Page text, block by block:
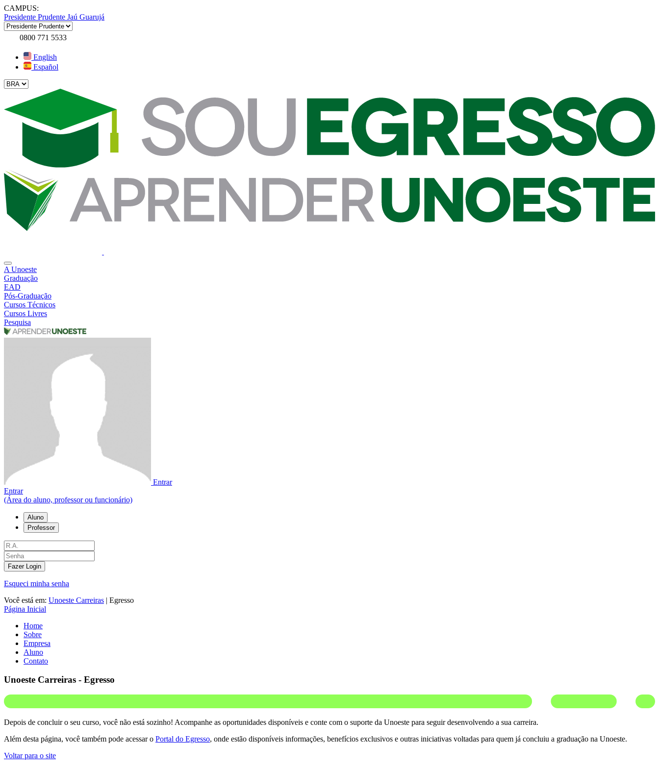
CAMPUS:
Presidente Prudente Jaú Guarujá
0800 771 5533
English
Español
A Unoeste
Graduação
EAD
Pós-Graduação
Cursos Técnicos
Cursos Livres
Pesquisa
Entrar
Entrar
(Área do aluno, professor ou funcionário)
Aluno
Professor
Fazer Login
Esqueci minha senha
Você está em: Unoeste Carreiras | Egresso
Página Inicial
Home
Sobre
Empresa
Aluno
Contato
Unoeste Carreiras - Egresso
Depois de concluir o seu curso, você não está sozinho! Acompanhe as oportunidades disponíveis e conte com o suporte da Unoeste para seguir desenvolvendo a sua carreira.
Além desta página, você também pode acessar o Portal do Egresso, onde estão disponíveis informações, benefícios exclusivos e outras iniciativas voltadas para quem já concluiu a graduação na Unoeste.
Voltar para o site